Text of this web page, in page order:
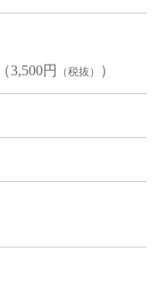
（3,500円 （税抜） ）